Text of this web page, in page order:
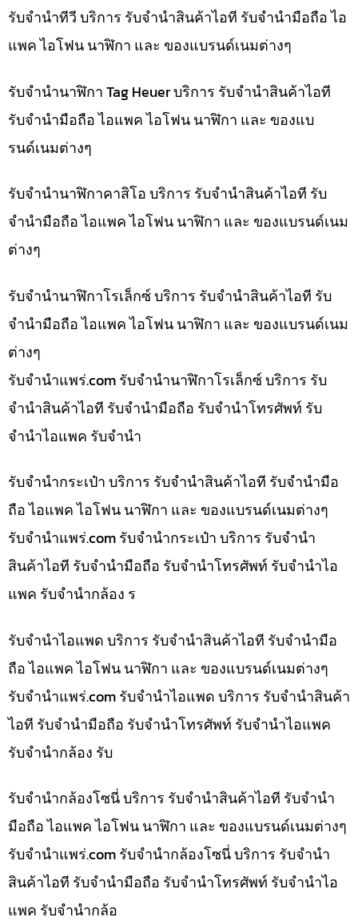
รับจำนำทีวี บริการ รับจำนำสินค้าไอที รับจำนำมือถือ ไอ
แพค ไอโฟน นาฬิกา และ ของแบรนด์เนมต่างๆ
รับจำนำนาฬิกา Tag Heuer บริการ รับจำนำสินค้าไอที
รับจำนำมือถือ ไอแพค ไอโฟน นาฬิกา และ ของแบ
รนด์เนมต่างๆ
รับจำนำนาฬิกาคาสิโอ บริการ รับจำนำสินค้าไอที รับ
จำนำมือถือ ไอแพค ไอโฟน นาฬิกา และ ของแบรนด์เนม
ต่างๆ
รับจำนำนาฬิกาโรเล็กซ์ บริการ รับจำนำสินค้าไอที รับ
จำนำมือถือ ไอแพค ไอโฟน นาฬิกา และ ของแบรนด์เนม
ต่างๆ
รับจํานําแพร่.com รับจำนำนาฬิกาโรเล็กซ์ บริการ รับ
จำนำสินค้าไอที รับจำนำมือถือ รับจำนำโทรศัพท์ รับ
จำนำไอแพค รับจำนำ
รับจำนำกระเป๋า บริการ รับจำนำสินค้าไอที รับจำนำมือ
ถือ ไอแพค ไอโฟน นาฬิกา และ ของแบรนด์เนมต่างๆ
รับจํานําแพร่.com รับจำนำกระเป๋า บริการ รับจำนำ
สินค้าไอที รับจำนำมือถือ รับจำนำโทรศัพท์ รับจำนำไอ
แพค รับจำนำกล้อง ร
รับจำนำไอแพด บริการ รับจำนำสินค้าไอที รับจำนำมือ
ถือ ไอแพค ไอโฟน นาฬิกา และ ของแบรนด์เนมต่างๆ
รับจํานําแพร่.com รับจำนำไอแพด บริการ รับจำนำสินค้า
ไอที รับจำนำมือถือ รับจำนำโทรศัพท์ รับจำนำไอแพค
รับจำนำกล้อง รับ
รับจำนำกล้องโซนี่ บริการ รับจำนำสินค้าไอที รับจำนำ
มือถือ ไอแพค ไอโฟน นาฬิกา และ ของแบรนด์เนมต่างๆ
รับจํานําแพร่.com รับจำนำกล้องโซนี่ บริการ รับจำนำ
สินค้าไอที รับจำนำมือถือ รับจำนำโทรศัพท์ รับจำนำไอ
แพค รับจำนำกล้อ